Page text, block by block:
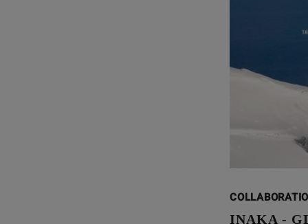
INAKA -